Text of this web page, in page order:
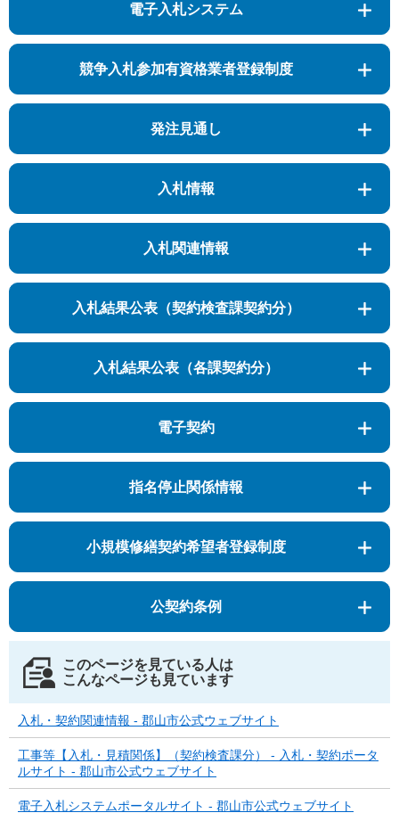
電子入札システム
競争入札参加有資格業者登録制度
発注見通し
入札情報
入札関連情報
入札結果公表（契約検査課契約分）
入札結果公表（各課契約分）
電子契約
指名停止関係情報
小規模修繕契約希望者登録制度
公契約条例
このページを見ている人は
こんなページも見ています
入札・契約関連情報 - 郡山市公式ウェブサイト
工事等【入札・見積関係】（契約検査課分） - 入札・契約ポータ
ルサイト - 郡山市公式ウェブサイト
電子入札システムポータルサイト - 郡山市公式ウェブサイト